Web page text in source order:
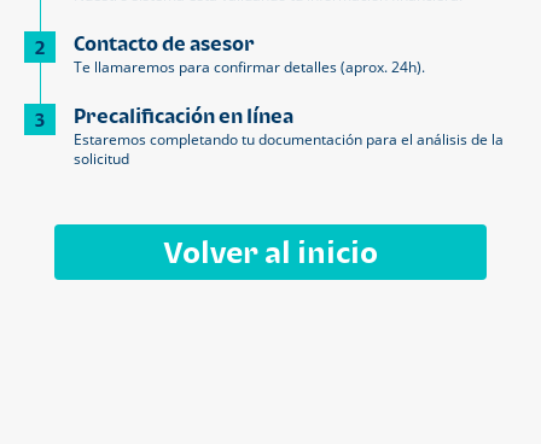
2 Contacto de asesor
Te llamaremos para confirmar detalles (aprox. 24h).
3 Precalificación en línea
Estaremos completando tu documentación para el análisis de la
solicitud
Volver al inicio